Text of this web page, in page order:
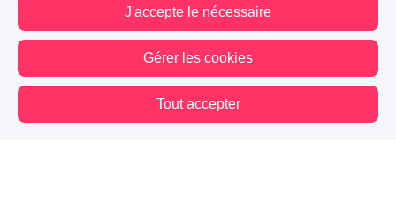
J'accepte le nécessaire
Gérer les cookies
Tout accepter